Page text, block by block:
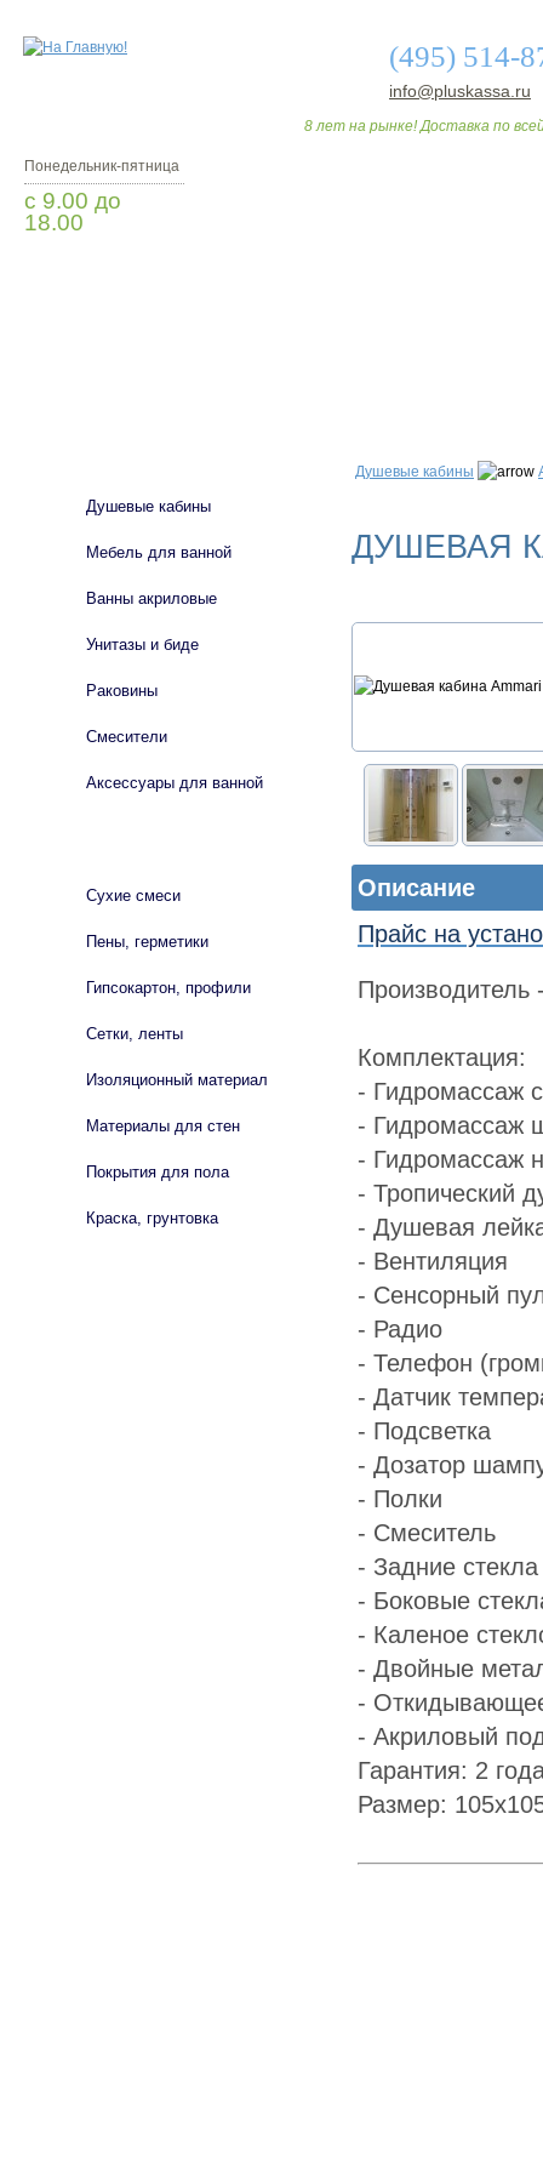
(495) 514-
info@pluskassa.ru
8 лет на рынке! Доставка по
Понедельник-пятница
с 9.00 до
18.00
Душевые кабины
ДУШЕВАЯ
Описание
Прайс на
Производитель
Комплектация:
- Гидромассаж
- Гидромассаж
- Гидромассаж
- Тропический
- Душевая
- Вентиляция
- Сенсорный
- Радио
- Телефон
- Датчик
- Подсветка
- Дозатор
- Полки
- Смеситель
- Задние
- Боковые
- Каленое
- Двойные
-
- Акриловый
Гарантия: 2
Размер:
Душевые кабины
Мебель для ванной
Ванны акриловые
Унитазы и биде
Раковины
Смесители
Аксессуары для ванной
Сухие смеси
Пены, герметики
Гипсокартон, профили
Сетки, ленты
Изоляционный материал
Материалы для стен
Покрытия для пола
Краска, грунтовка